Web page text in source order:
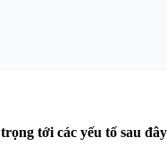
tới các yếu tố sau